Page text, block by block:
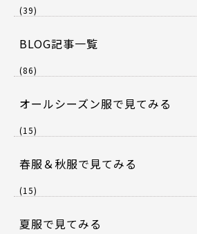
(39)
BLOG記事一覧
(86)
オールシーズン服で見てみる
(15)
春服＆秋服で見てみる
(15)
夏服で見てみる